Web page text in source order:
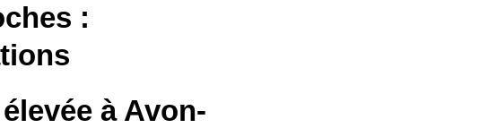
:
à Avon-